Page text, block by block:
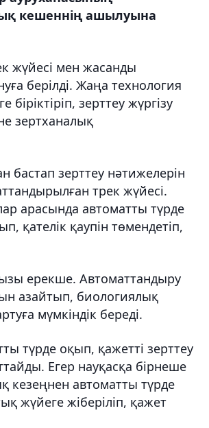
кешеннің ашылуына
жүйесі мен жасанды
берілді. Жаңа технология
зерттеу жүргізу
зертханалық
бастап зерттеу нәтижелерін
трек жүйесі.
арасында автоматты түрде
қателік қаупін төмендетіп,
ерекше. Автоматтандыру
азайтып, биологиялық
мүмкіндік береді.
түрде оқып, қажетті зерттеу
Егер науқасқа бірнеше
кезеңнен автоматты түрде
жүйеге жіберіліп, қажет